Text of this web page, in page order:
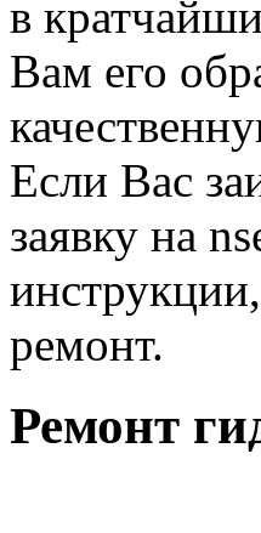
в
Вам его
Если Вас
заявку на
ремонт.
Ремонт